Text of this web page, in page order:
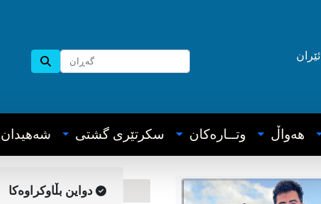
ئێران
هه‌واڵ وتــاره‌کان سکرتێری گشتی شه‌هیدان
دواین بڵاوکراوه‌کا